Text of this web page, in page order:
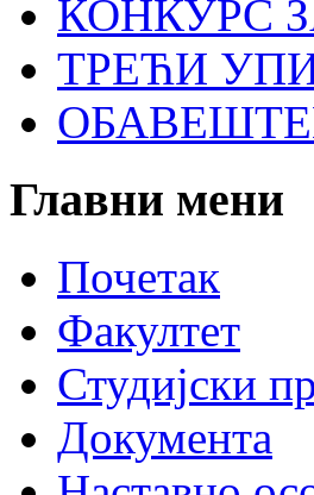
КОНКУРС
ТРЕЋИ
Главни мени
Почетак
Факултет
Студијски
Документа